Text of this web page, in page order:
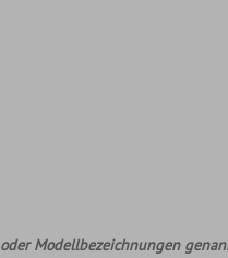
Modellbezeichnungen